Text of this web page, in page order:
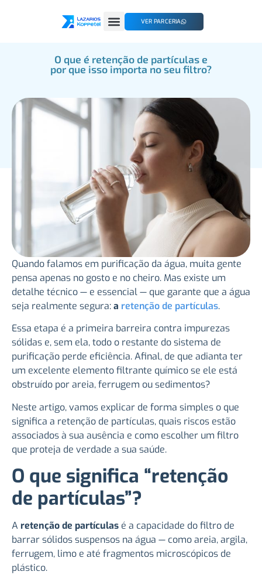
VER PARCERIA
O que é retenção de partículas e
por que isso importa no seu filtro?
Quando falamos em purificação da água, muita gente
pensa apenas no gosto e no cheiro. Mas existe um
detalhe técnico — e essencial — que garante que a água
seja realmente segura:a retenção de partículas.
Essa etapa é a primeira barreira contra impurezas
sólidas e, sem ela, todo o restante do sistema de
purificação perde eficiência. Afinal, de que adianta ter
um excelente elemento filtrante químico se ele está
obstruído por areia, ferrugem ou sedimentos?
Neste artigo, vamos explicar de forma simples o que
significa a retenção de partículas, quais riscos estão
associados à sua ausência e como escolher um filtro
que proteja de verdade a sua saúde.
O que significa “retenção
de partículas”?
A retenção de partículas é a capacidade do filtro de
barrar sólidos suspensos na água — como areia, argila,
ferrugem, limo e até fragmentos microscópicos de
plástico.